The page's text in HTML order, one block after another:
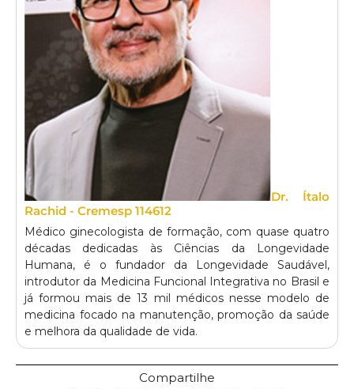
Dr. Ítalo
Rachid - Cremesp 114612
Médico ginecologista de formação, com quase quatro
décadas dedicadas às Ciências da Longevidade
Humana, é o fundador da Longevidade Saudável,
introdutor da Medicina Funcional Integrativa no Brasil e
já formou mais de 13 mil médicos nesse modelo de
medicina focado na manutenção, promoção da saúde
e melhora da qualidade de vida.
Compartilhe